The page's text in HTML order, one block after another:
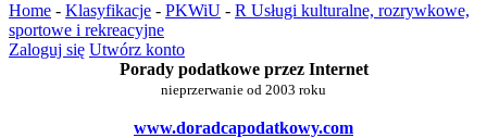
Home - Klasyfikacje - PKWiU - R Usługi kulturalne, rozrywkowe,
sportowe i rekreacyjne
Zaloguj się Utwórz konto
Porady podatkowe przez Internet
nieprzerwanie od 2003 roku
www.doradcapodatkowy.com